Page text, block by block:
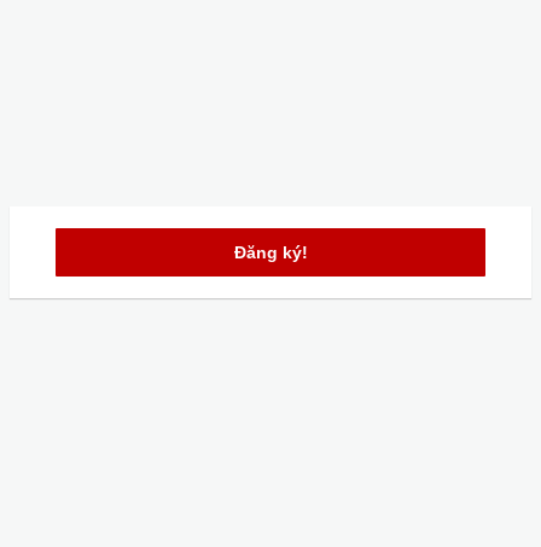
Đăng ký!